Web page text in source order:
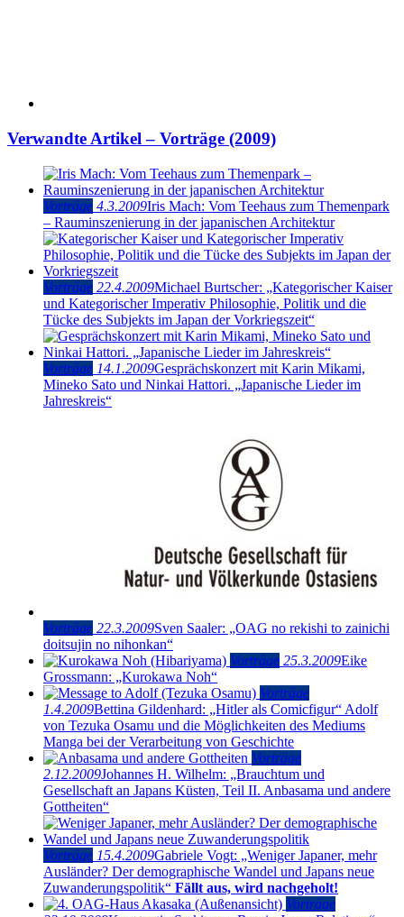
Verwandte Artikel – Vorträge (2009)
Vorträge 4.3.2009Iris Mach: Vom Teehaus zum Themenpark
– Rauminszenierung in der japanischen Architektur
Vorträge 22.4.2009Michael Burtscher: „Kategorischer Kaiser
und Kategorischer Imperativ Philosophie, Politik und die
Tücke des Subjekts im Japan der Vorkriegszeit“
Vorträge 14.1.2009Gesprächskonzert mit Karin Mikami,
Mineko Sato und Ninkai Hattori. „Japanische Lieder im
Jahreskreis“
Vorträge 22.3.2009Sven Saaler: „OAG no rekishi to zainichi
doitsujin no nihonkan“
Vorträge 25.3.2009Eike
Grossmann: „Kurokawa Noh“
Vorträge
1.4.2009Bettina Gildenhard: „Hitler als Comicfigur“ Adolf
von Tezuka Osamu und die Möglichkeiten des Mediums
Manga bei der Verarbeitung von Geschichte
Vorträge
2.12.2009Johannes H. Wilhelm: „Brauchtum und
Gesellschaft an Japans Küsten, Teil II. Anbasama und andere
Gottheiten“
Vorträge 15.4.2009Gabriele Vogt: „Weniger Japaner, mehr
Ausländer? Der demographische Wandel und Japans neue
Zuwanderungspolitik“ Fällt aus, wird nachgeholt!
Vorträge